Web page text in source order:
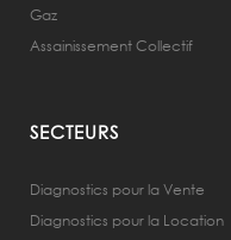
Gaz
Assainissement Collectif
SECTEURS
Diagnostics pour la Vente
Diagnostics pour la Location